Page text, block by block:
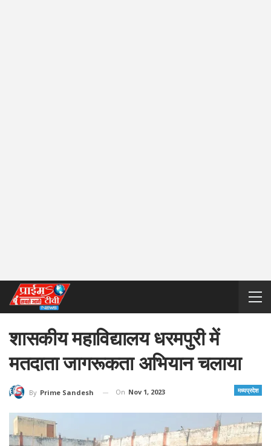
शासकीय महाविद्यालय धरमपुरी में
मतदाता जागरूकता अभियान चलाया
मध्यप्रदेश
By Prime Sandesh On Nov 1, 2023